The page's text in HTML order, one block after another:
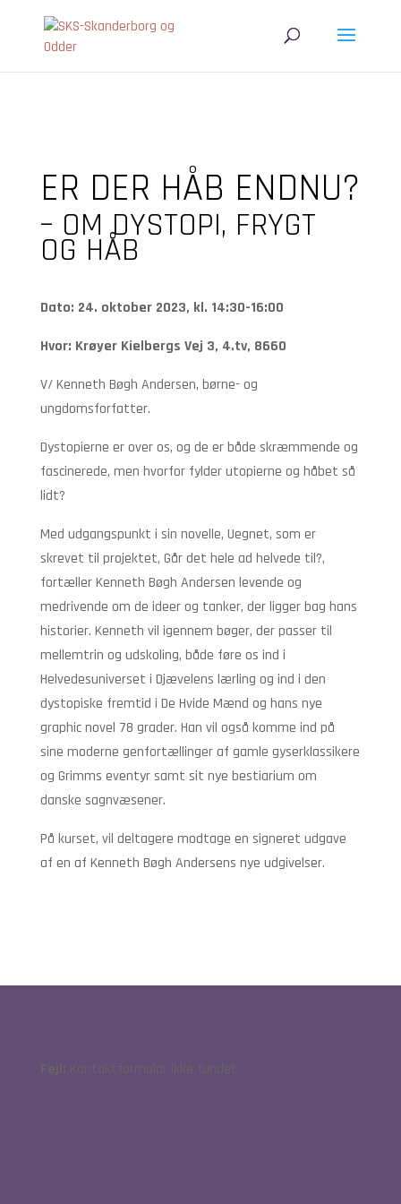
ER DER HÅB ENDNU?
– OM DYSTOPI, FRYGT
OG HÅB
Dato: 24. oktober 2023, kl. 14:30-16:00
Hvor: Krøyer Kielbergs Vej 3, 4.tv, 8660
V/ Kenneth Bøgh Andersen, børne- og
ungdomsforfatter.
Dystopierne er over os, og de er både skræmmende og
fascinerede, men hvorfor fylder utopierne og håbet så
lidt?
Med udgangspunkt i sin novelle, Uegnet, som er
skrevet til projektet, Går det hele ad helvede til?,
fortæller Kenneth Bøgh Andersen levende og
medrivende om de ideer og tanker, der ligger bag hans
historier. Kenneth vil igennem bøger, der passer til
mellemtrin og udskoling, både føre os ind i
Helvedesuniverset i Djævelens lærling og ind i den
dystopiske fremtid i De Hvide Mænd og hans nye
graphic novel 78 grader. Han vil også komme ind på
sine moderne genfortællinger af gamle gyserklassikere
og Grimms eventyr samt sit nye bestiarium om
danske sagnvæsener.
På kurset, vil deltagere modtage en signeret udgave
af en af Kenneth Bøgh Andersens nye udgivelser.
Fejl: Kontaktformular ikke fundet.